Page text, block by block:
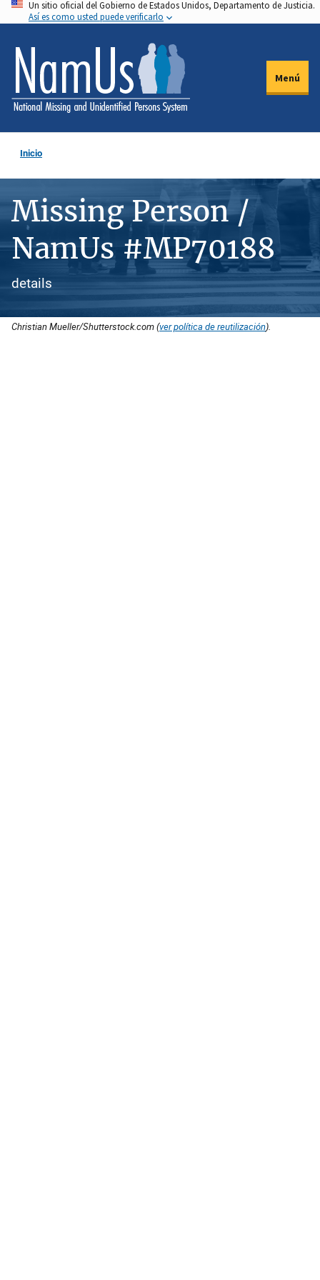
Pasar
al
contenido
principal
Un sitio oficial del Gobierno de Estados Unidos, Departamento de Justicia.
Así es como usted puede verificarlo
Menú
Inicio
Missing Person /
NamUs #MP70188
details
Christian Mueller/Shutterstock.com (ver política de reutilización).